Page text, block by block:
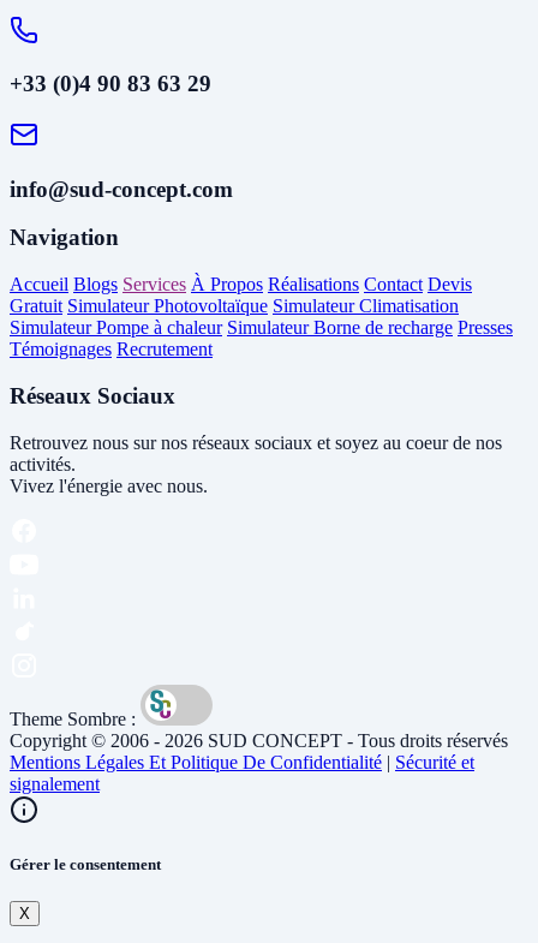
+33 (0)4 90 83 63 29
info@sud-concept.com
Navigation
Accueil Blogs Services À Propos Réalisations Contact Devis
Gratuit Simulateur Photovoltaïque Simulateur Climatisation
Simulateur Pompe à chaleur Simulateur Borne de recharge Presses
Témoignages Recrutement
Réseaux Sociaux
Retrouvez nous sur nos réseaux sociaux et soyez au coeur de nos
activités.
Vivez l'énergie avec nous.
Theme Sombre :
Copyright © 2006 - 2026 SUD CONCEPT - Tous droits réservés
Mentions Légales Et Politique De Confidentialité | Sécurité et
signalement
Gérer le consentement
X